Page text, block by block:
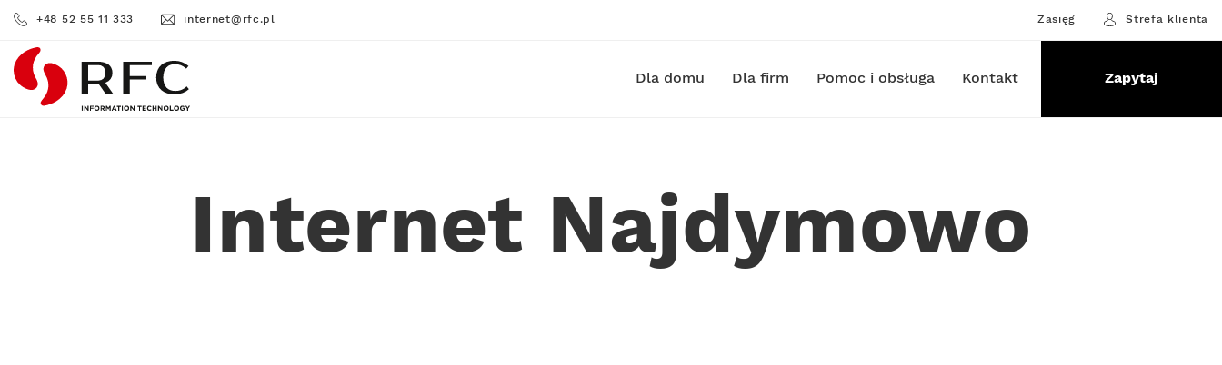
+48 52 55 11 333 internet@rfc.pl Zasięg Strefa klienta
RFC Dla domu Dla firm Pomoc i obsługa Kontakt Zapytaj
Internet Najdymowo